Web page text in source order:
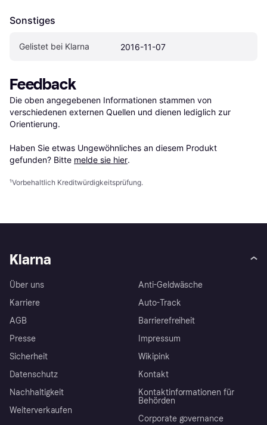
Sonstiges
Gelistet bei Klarna 2016-11-07
Feedback
Die oben angegebenen Informationen stammen von
verschiedenen externen Quellen und dienen lediglich zur
Orientierung.
Haben Sie etwas Ungewöhnliches an diesem Produkt
gefunden? Bitte melde sie hier.
¹Vorbehaltlich Kreditwürdigkeitsprüfung.
Klarna
Über uns
Karriere
AGB
Presse
Sicherheit
Datenschutz
Nachhaltigkeit
Weiterverkaufen
Anti-Geldwäsche
Auto-Track
Barrierefreiheit
Impressum
Wikipink
Kontakt
Kontaktinformationen für
Behörden
Corporate governance